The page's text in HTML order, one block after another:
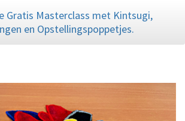
Gratis Masterclass met Kintsugi,
en Opstellingspoppetjes.